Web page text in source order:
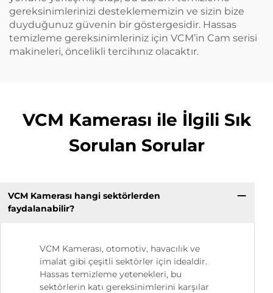
gereksinimlerinizi desteklememizin ve sizin bize
duyduğunuz güvenin bir göstergesidir. Hassas
temizleme gereksinimleriniz için VCM’in Cam serisi
makineleri, öncelikli tercihınız olacaktır.
VCM Kamerası ile İlgili Sık
Sorulan Sorular
VCM Kamerası hangi sektörlerden
faydalanabilir?
VCM Kamerası, otomotiv, havacılık ve
imalat gibi çeşitli sektörler için idealdir.
Hassas temizleme yetenekleri, bu
sektörlerin katı gereksinimlerini karşılar